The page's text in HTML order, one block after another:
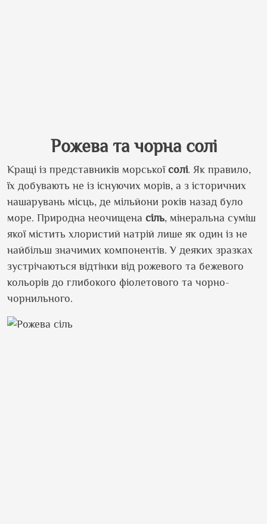
Рожева та чорна солі
Кращі із представників морської солі. Як правило,
їх добувають не із існуючих морів, а з історичних
нашарувань місць, де мільйони років назад було
море. Природна неочищена сіль, мінеральна суміш
якої містить хлористий натрій лише як один із не
найбільш значимих компонентів. У деяких зразках
зустрічаються відтінки від рожевого та бежевого
кольорів до глибокого фіолетового та чорно-
чорнильного.